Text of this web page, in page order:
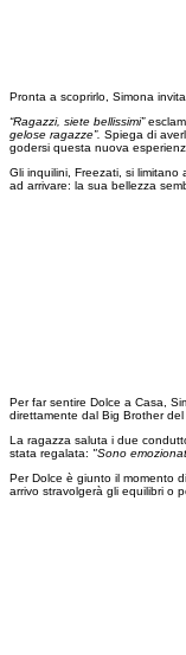
Pronta a scoprirlo, Simona
“Ragazzi, siete bellissimi”
gelose ragazze”. Spiega di
godersi questa nuova
Gli inquilini, Freezati, si
ad arrivare: la sua bellezza
Per far sentire Dolce a Casa,
direttamente dal Big Brother del
La ragazza saluta i due
stata regalata: "Sono
Per Dolce è giunto il momento
arrivo stravolgerà gli equilibri o